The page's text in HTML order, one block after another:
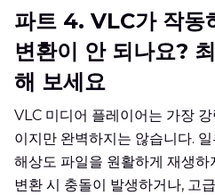
파트 4. VLC가 작동
변환이 안 되나요?
해 보세요
VLC 미디어 플레이어는 가장
이지만 완벽하지는 않습니다.
해상도 파일을 원활하게 재생
변환 시 충돌이 발생하거나, 고